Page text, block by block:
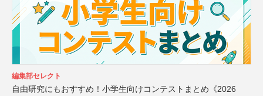
編集部セレクト
自由研究にもおすすめ！小学生向けコンテストまとめ《2026